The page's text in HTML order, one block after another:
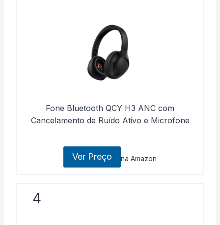
Fone Bluetooth QCY H3 ANC com
Cancelamento de Ruído Ativo e Microfone
Ver Preço na Amazon
4